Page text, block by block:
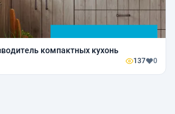
компактных кухонь
137 0